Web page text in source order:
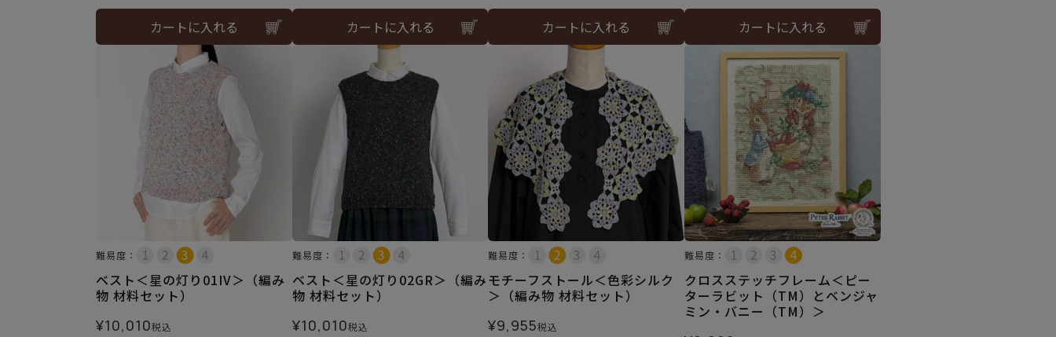
カートに入れる カートに入れる カートに入れる カートに入れる
難易度：
ベスト＜星の灯り01IV＞（編み
物 材料セット）
¥10,010税込
難易度：
ベスト＜星の灯り02GR＞（編み
物 材料セット）
¥10,010税込
難易度：
モチーフストール＜色彩シルク
＞（編み物 材料セット）
¥9,955税込
難易度：
クロスステッチフレーム＜ピー
ターラビット（TM）とベンジャ
ミン・バニー（TM）＞